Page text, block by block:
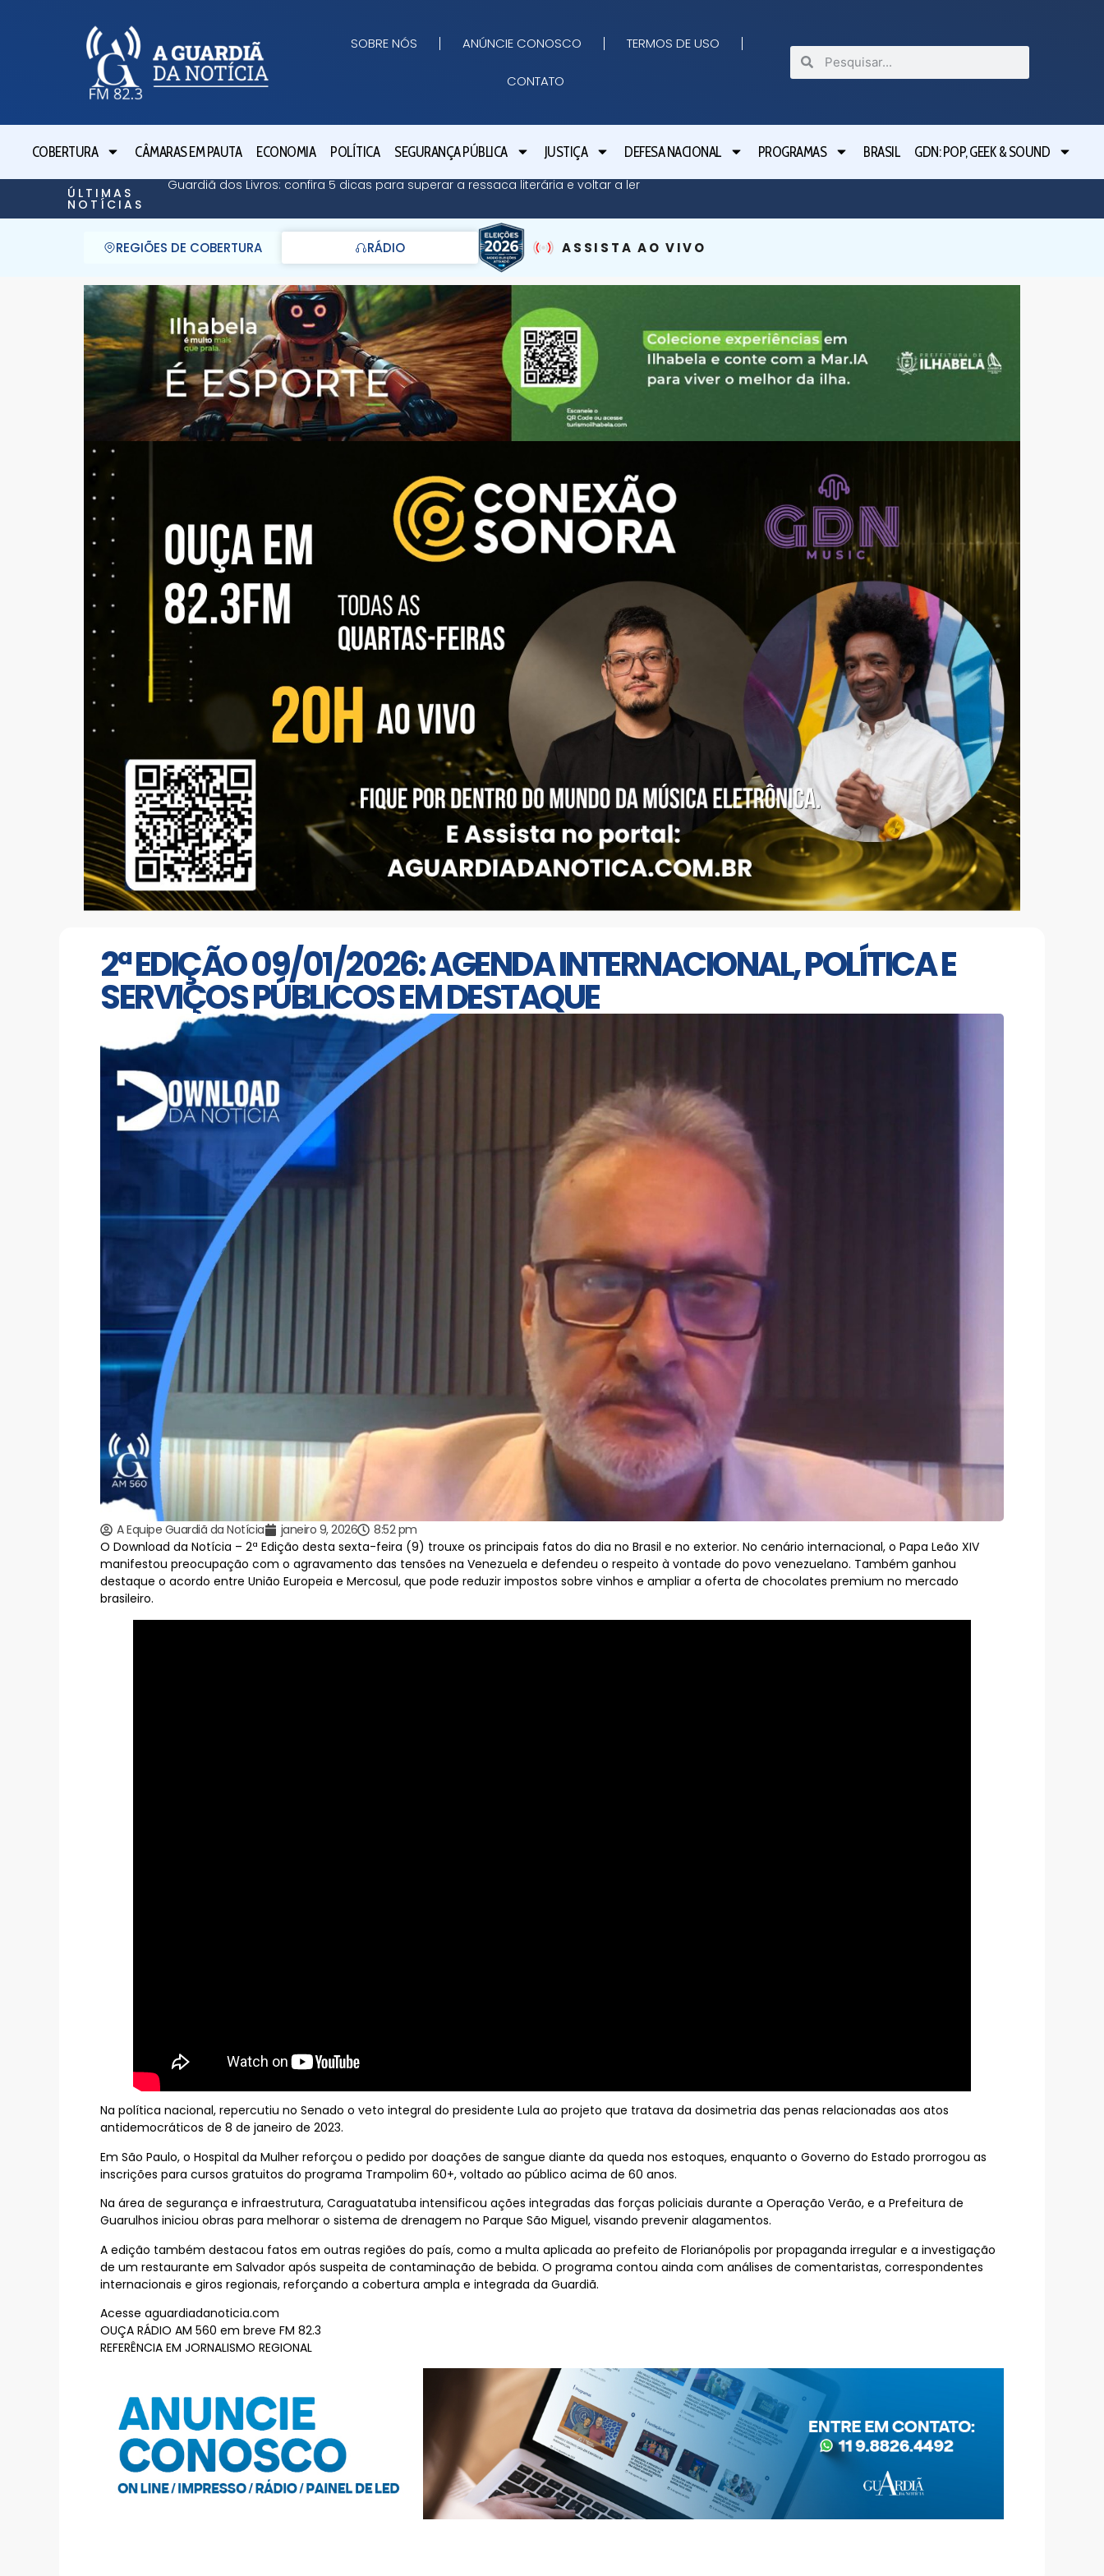
SOBRE NÓS ANÚNCIE CONOSCO TERMOS DE USO
CONTATO
COBERTURA CÂMARAS EM PAUTA ECONOMIA POLÍTICA SEGURANÇA PÚBLICA JUSTIÇA DEFESA NACIONAL PROGRAMAS BRASIL GDN: POP, GEEK & SOUND
ÚLTIMAS
NOTÍCIAS
Guardiã dos Livros: confira 5 dicas para superar a ressaca literária e voltar a ler
REGIÕES DE COBERTURA RÁDIO ASSISTA AO VIVO
2ª EDIÇÃO 09/01/2026: AGENDA INTERNACIONAL, POLÍTICA E
SERVIÇOS PÚBLICOS EM DESTAQUE
A Equipe Guardiã da Notícia janeiro 9, 2026
8:52 pm
O Download da Notícia – 2ª Edição desta sexta-feira (9) trouxe os principais fatos do dia no Brasil e no exterior. No cenário internacional, o Papa Leão XIV
manifestou preocupação com o agravamento das tensões na Venezuela e defendeu o respeito à vontade do povo venezuelano. Também ganhou
destaque o acordo entre União Europeia e Mercosul, que pode reduzir impostos sobre vinhos e ampliar a oferta de chocolates premium no mercado
brasileiro.
Na política nacional, repercutiu no Senado o veto integral do presidente Lula ao projeto que tratava da dosimetria das penas relacionadas aos atos
antidemocráticos de 8 de janeiro de 2023.
Em São Paulo, o Hospital da Mulher reforçou o pedido por doações de sangue diante da queda nos estoques, enquanto o Governo do Estado prorrogou as
inscrições para cursos gratuitos do programa Trampolim 60+, voltado ao público acima de 60 anos.
Na área de segurança e infraestrutura, Caraguatatuba intensificou ações integradas das forças policiais durante a Operação Verão, e a Prefeitura de
Guarulhos iniciou obras para melhorar o sistema de drenagem no Parque São Miguel, visando prevenir alagamentos.
A edição também destacou fatos em outras regiões do país, como a multa aplicada ao prefeito de Florianópolis por propaganda irregular e a investigação
de um restaurante em Salvador após suspeita de contaminação de bebida. O programa contou ainda com análises de comentaristas, correspondentes
internacionais e giros regionais, reforçando a cobertura ampla e integrada da Guardiã.
Acesse aguardiadanoticia.com
OUÇA RÁDIO AM 560 em breve FM 82.3
REFERÊNCIA EM JORNALISMO REGIONAL